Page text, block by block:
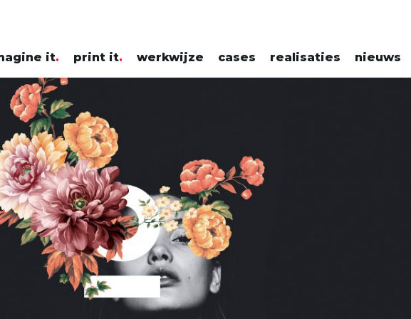
it print it werkwijze cases realisaties nieuws